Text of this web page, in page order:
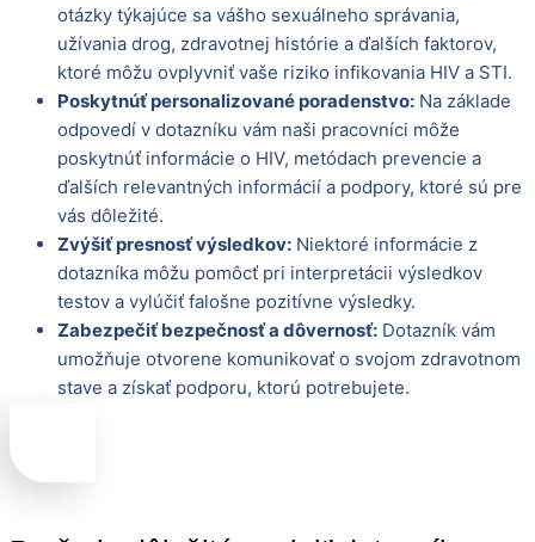
otázky týkajúce sa vášho sexuálneho správania,
užívania drog, zdravotnej histórie a ďalších faktorov,
ktoré môžu ovplyvniť vaše riziko infikovania HIV a STI.
Poskytnúť personalizované poradenstvo: Na základe
odpovedí v dotazníku vám naši pracovníci môže
poskytnúť informácie o HIV, metódach prevencie a
ďalších relevantných informácií a podpory, ktoré sú pre
vás dôležité.
Zvýšiť presnosť výsledkov: Niektoré informácie z
dotazníka môžu pomôcť pri interpretácii výsledkov
testov a vylúčiť falošne pozitívne výsledky.
Zabezpečiť bezpečnosť a dôvernosť: Dotazník vám
umožňuje otvorene komunikovať o svojom zdravotnom
stave a získať podporu, ktorú potrebujete.